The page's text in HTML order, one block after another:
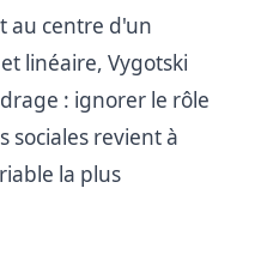
au centre d'un
linéaire, Vygotski
: ignorer le rôle
sociales revient à
la plus